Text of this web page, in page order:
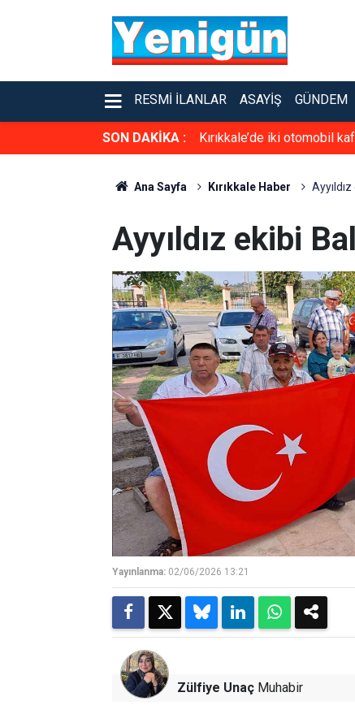
RESMI İLANLAR ASAYIŞ GÜNDEM
SON DAKİKA : Kırıkkale’de iki otomobil
Ana Sayfa Kırıkkale Haber
Ayyıldız ekibi
Yayınlanma: 02/06/2026 13:21
Zülfiye Unaç Muhabir